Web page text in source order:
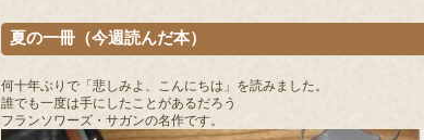
夏の一冊（今週読んだ本）
何十年ぶりで「悲しみよ、こんにちは」を読みました。
誰でも一度は手にしたことがあるだろう
フランソワーズ・サガンの名作です。